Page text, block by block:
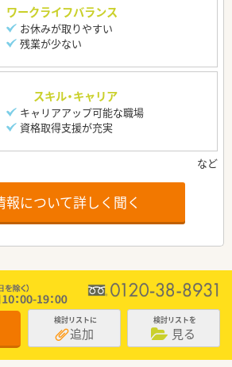
ワークライフバランス
お休みが取りやすい
残業が少ない
スキル・キャリア
キャリアアップ可能な職場
資格取得支援が充実
報について詳しく聞く
検討リストに
追加
検討リストを
見る